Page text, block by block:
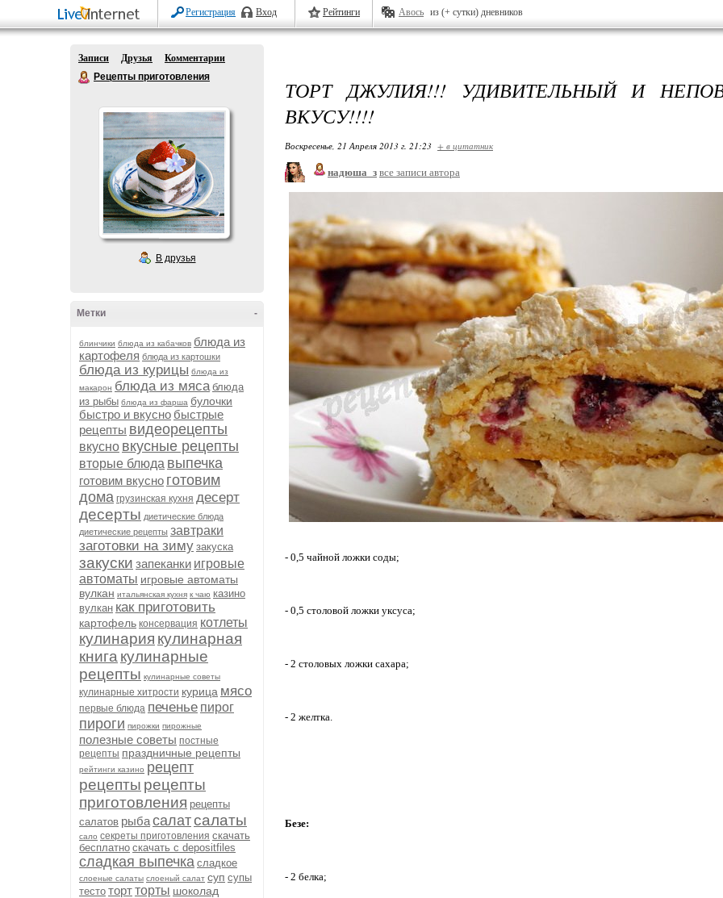
Регистрация Вход Рейтинги Авось из (+ сутки) дневников
Записи Друзья
Комментарии
Рецепты приготовления
В друзья
-
Метки
блинчики блюда из кабачков блюда из
картофеля блюда из картошки
блюда из курицы блюда из
макарон блюда из мяса блюда
из рыбы блюда из фарша булочки
быстро и вкусно быстрые
рецепты видеорецепты
вкусно вкусные рецепты
вторые блюда выпечка
готовим вкусно готовим
дома грузинская кухня десерт
десерты диетические блюда
диетические рецепты завтраки
заготовки на зиму закуска
закуски запеканки игровые
автоматы игровые автоматы
вулкан итальянская кухня к чаю казино
вулкан как приготовить
картофель консервация котлеты
кулинария кулинарная
книга кулинарные
рецепты кулинарные советы
кулинарные хитрости курица мясо
первые блюда печенье пирог
пироги пирожки пирожные
полезные советы постные
рецепты праздничные рецепты
рейтинги казино рецепт
рецепты рецепты
приготовления рецепты
салатов рыбасалатсалаты
сало секреты приготовления скачать
бесплатно скачать с depositfiles
сладкая выпечка сладкое
слоеные салаты слоеный салат суп супы
тесто тортторты шоколад
ТОРТ ДЖУЛИЯ!!! УДИВИТЕЛЬНЫЙ И
ВКУСУ!!!!
Воскресенье, 21 Апреля 2013 г. 21:23 + в цитатник
надюша_з все записи автора
- 0,5 чайной ложки соды;
- 0,5 столовой ложки уксуса;
- 2 столовых ложки сахара;
- 2 желтка.
Безе:
- 2 белка;